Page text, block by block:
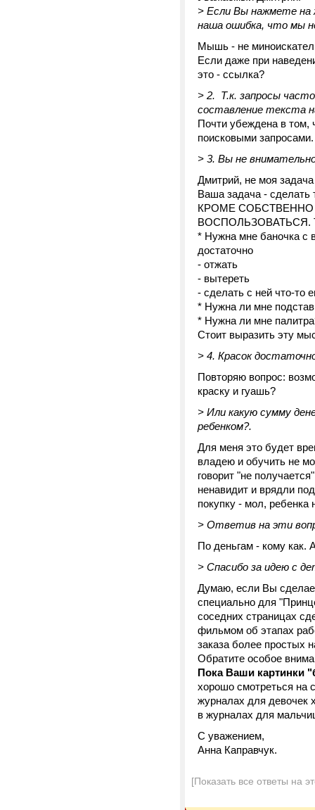
> Если Вы нажмете на
наша ошибка, что мы
Мышь - не
Если даже при
это - ссылка?
> 2. Т.к. запросы
составление текста
Почти убеждена в том,
поисковыми запросами.
> 3. Вы не
Дмитрий, не моя
Ваша задача - сделать
КРОМЕ
ВОСПОЛЬЗОВАТЬСЯ.
* Нужна мне баночка с
достаточно
- отжать
- вытереть
- сделать с ней что-то
* Нужна ли мне
* Нужна ли мне
Стоит выразить эту
> 4. Красок
Повторяю вопрос:
краску и гуашь?
> Или какую сумму
ребенком?.
Для меня это будет
владею и обучить не
говорит "не
ненавидит и врядли
покупку - мол, ребенка
> Ответив на эти
По деньгам - кому как.
> Спасибо за идею с
Думаю, если Вы
специально для
соседних страницах
фильмом об этапах
заказа более простых
Обратите особое
Пока Ваши картинки
хорошо смотреться на
журналах для девочек
в журналах для
С уважением,
Анна Каправчук.
[Показать все ответы на